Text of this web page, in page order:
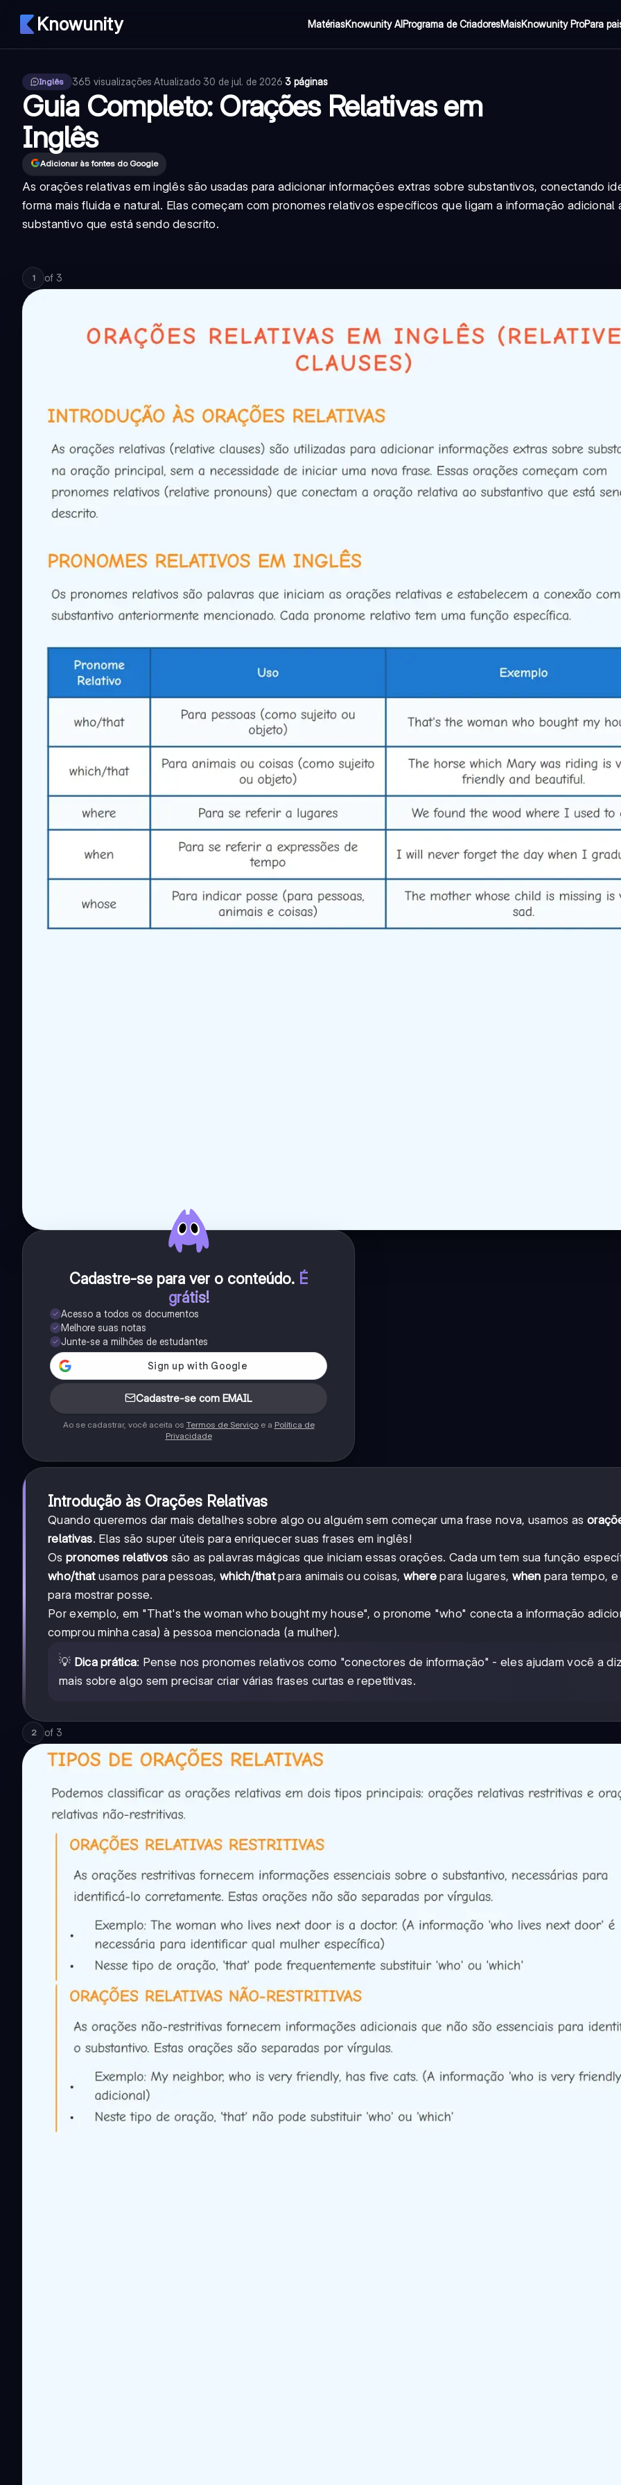
Knowunity MatériasKnowunity AIPrograma de CriadoresMaisKnowunity ProPara
Inglês 365 visualizações·Atualizado 30 de jul. de 2026·3 páginas
Guia Completo: Orações Relativas em
Inglês
Adicionar às fontes do Google
As orações relativas em inglês são usadas para adicionar informações extras sobre substantivos, conectando
forma mais fluida e natural. Elas começam com pronomes relativos específicos que ligam a informação adicional
substantivo que está sendo descrito.
1 of 3
Cadastre-se para ver o conteúdo. É
grátis!
Acesso a todos os documentos
Melhore suas notas
Junte-se a milhões de estudantes
Cadastre-se com EMAIL
Ao se cadastrar, você aceita os Termos de Serviçoe a Política de
Privacidade
Introdução às Orações Relativas
Quando queremos dar mais detalhes sobre algo ou alguém sem começar uma frase nova, usamos as
relativas. Elas são super úteis para enriquecer suas frases em inglês!
Os pronomes relativos são as palavras mágicas que iniciam essas orações. Cada um tem sua função
who/thatusamos para pessoas,which/thatpara animais ou coisas, where para lugares, when para tempo, e
para mostrar posse.
Por exemplo, em "That's the woman who bought my house", o pronome "who" conecta a informação
comprou minha casa) à pessoa mencionada (a mulher).
💡 Dica prática: Pense nos pronomes relativos como "conectores de informação" - eles ajudam você a
mais sobre algo sem precisar criar várias frases curtas e repetitivas.
2 of 3